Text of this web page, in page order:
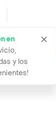
en
y los
enc